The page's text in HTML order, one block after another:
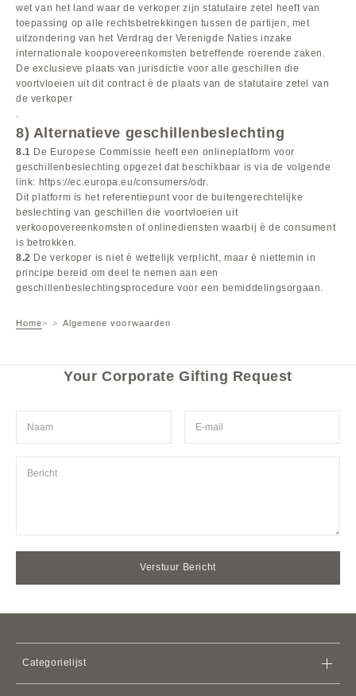
wet van het land waar de verkoper zijn statutaire zetel heeft van
toepassing op alle rechtsbetrekkingen tussen de partijen, met
uitzondering van het Verdrag der Verenigde Naties inzake
internationale koopovereenkomsten betreffende roerende zaken.
De exclusieve plaats van jurisdictie voor alle geschillen die
voortvloeien uit dit contract è de plaats van de statutaire zetel van
de verkoper
.
8) Alternatieve geschillenbeslechting
8.1 De Europese Commissie heeft een onlineplatform voor
geschillenbeslechting opgezet dat beschikbaar is via de volgende
link: https://ec.europa.eu/consumers/odr.
Dit platform is het referentiepunt voor de buitengerechtelijke
beslechting van geschillen die voortvloeien uit
verkoopovereenkomsten of onlinediensten waarbij è de consument
is betrokken.
8.2 De verkoper is niet è wettelijk verplicht, maar è niettemin in
principe bereid om deel te nemen aan een
geschillenbeslechtingsprocedure voor een bemiddelingsorgaan.
Home Algemene voorwaarden
Your Corporate Gifting Request
Verstuur Bericht
Categorielijst